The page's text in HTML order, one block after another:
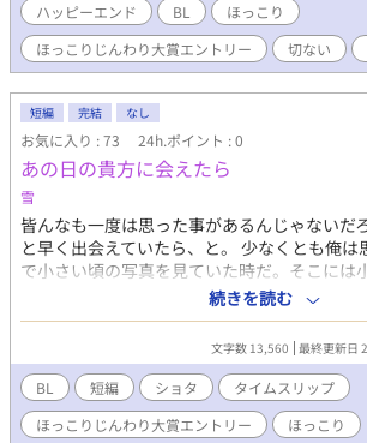
ハッピーエンド BL
ほっこり
ほっこりじんわり大賞エントリー
切ない
短編 完結 なし
お気に入り : 73 24h.ポイント : 0
あの日の貴方に会えたら
雪
皆んなも一度は思った事があるんじゃないだ
と早く出会えていたら、と。 少なくとも俺は
で小さい頃の写真を見ていた時だ。そこには
いた。 あまりにも可愛くて、なぜこの頃に出
悔やんだほどだ。 それでも時を遡ることは
識。 でも、その日の夜、不思議な夢を見た
うかもよくわからない。そんな不思議なお
※R指定はありません ※「いつの間にか後輩に
ました」の登場人物です。出会い編はそちら
※「いつの間にか〜」はR18なのでご注意下さ
続きを読む
文字数 13,560 最終更新日
BL 短編 ショタ
タイムスリップ
ほっこりじんわり大賞エントリー
ほっこり